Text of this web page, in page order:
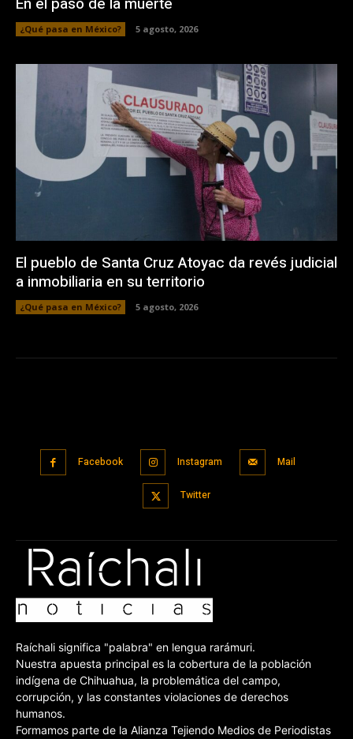
¿Qué pasa en México? 5 agosto, 2026
El pueblo de Santa Cruz Atoyac da revés judicial
a inmobiliaria en su territorio
¿Qué pasa en México? 5 agosto, 2026
Facebook Instagram Mail
Twitter
Raíchali significa "palabra" en lengua rarámuri.
Nuestra apuesta principal es la cobertura de la población
indígena de Chihuahua, la problemática del campo,
corrupción, y las constantes violaciones de derechos
humanos.
Formamos parte de la Alianza Tejiendo Medios de Periodistas